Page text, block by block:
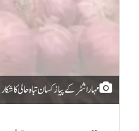
مہاراشٹر کے پیاز کسان تباہ حالی کا شکار